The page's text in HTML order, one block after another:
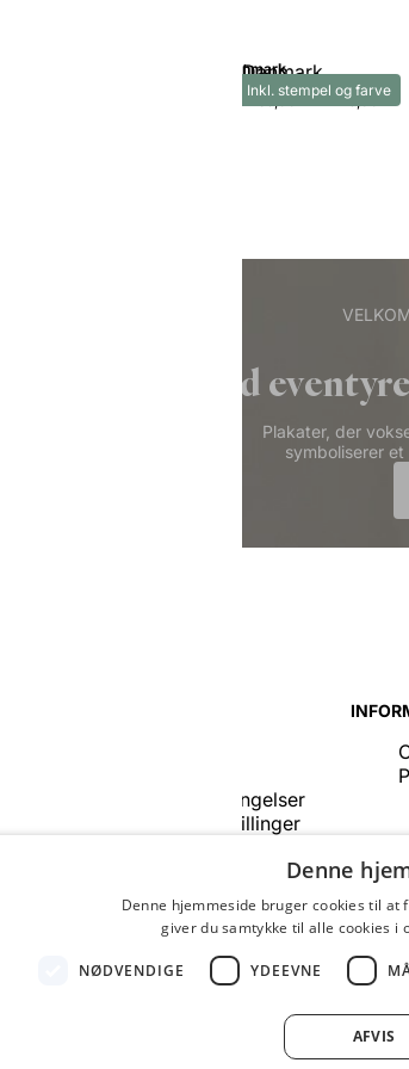
Inkl. stempel og farve
Danmark
289,00 kr-449,00 kr
Lad
Plakater, der
symboliserer
Handelsbetingelser
Cookieindstillinger
Denne
Denne hjemmeside bruger cookies til
giver du samtykke til alle cookies i
NØDVENDIGE YDEEVNE
AFVIS